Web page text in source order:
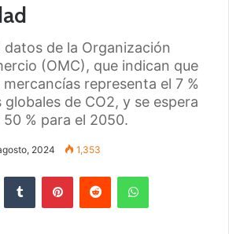
de la Organización
(OMC), que indican que
representa el 7 %
globales de CO2, y se espera
% para el 2050.
2024 1,353